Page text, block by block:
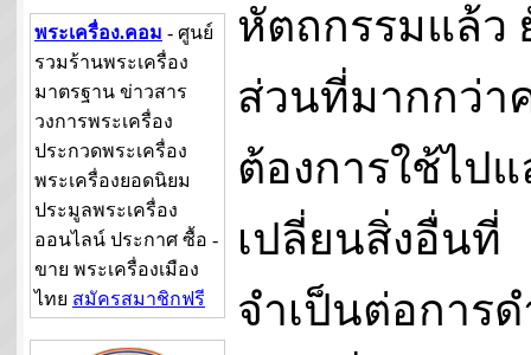
พระเครื่อง.คอม - ศูนย์
รวมร้านพระเครื่อง
มาตรฐาน ข่าวสาร
วงการพระเครื่อง
ประกวดพระเครื่อง
พระเครื่องยอดนิยม
ประมูลพระเครื่อง
ออนไลน์ ประกาศ ซื้อ -
ขาย พระเครื่องเมือง
ไทย สมัครสมาชิกฟรี
หัตถกรรมแล้ว
ส่วนที่มากกว่า
ต้องการใช้ไป
เปลี่ยนสิ่งอื่นที่
จำเป็นต่อการด